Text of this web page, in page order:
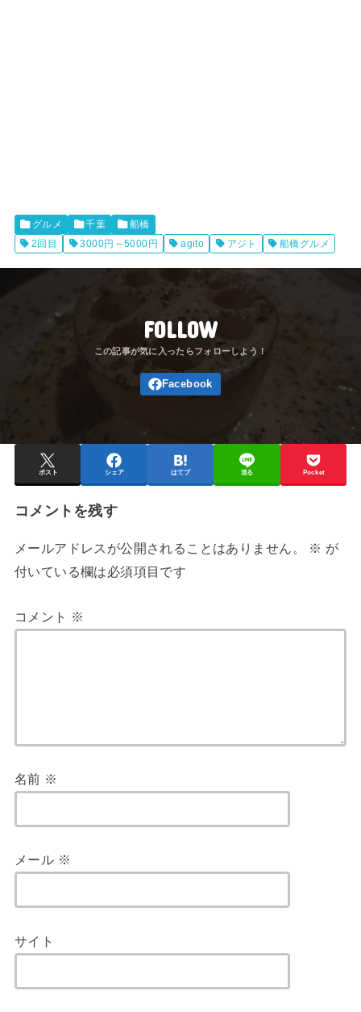
グルメ 千葉
船橋
2回目
3000円～5000円 agito アジト 船橋グルメ
FOLLOW
ポスト シェア はてブ 送る Pocket
コメントを残す
メールアドレスが公開されることはありません。 ※ が
付いている欄は必須項目です
コメント ※
名前 ※
メール ※
サイト